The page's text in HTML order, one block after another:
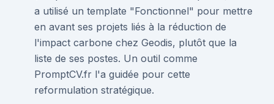
a utilisé un template "Fonctionnel" pour mettre
en avant ses projets liés à la réduction de
l'impact carbone chez Geodis, plutôt que la
liste de ses postes. Un outil comme
PromptCV.fr l'a guidée pour cette
reformulation stratégique.